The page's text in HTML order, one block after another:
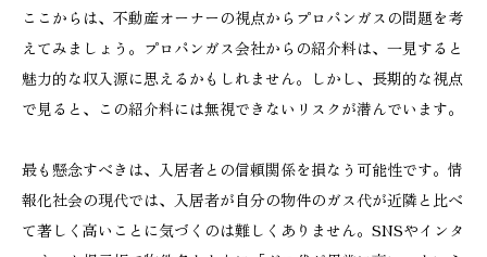
ここからは、不動産オーナーの視点からプロパンガスの問題を考
えてみましょう。プロパンガス会社からの紹介料は、一見すると
魅力的な収入源に思えるかもしれません。しかし、長期的な視点
で見ると、この紹介料には無視できないリスクが潜んでいます。
最も懸念すべきは、入居者との信頼関係を損なう可能性です。情
報化社会の現代では、入居者が自分の物件のガス代が近隣と比べ
て著しく高いことに気づくのは難しくありません。SNSやインタ